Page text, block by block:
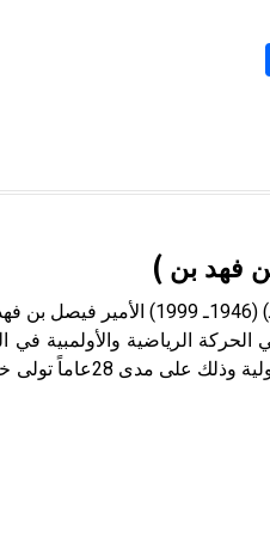
فهد بن )
عبد العزيز (الأمير فيصل بن فهد بن ـ)
الرياضية والأولمبية في
والوطن العربي واللجنة